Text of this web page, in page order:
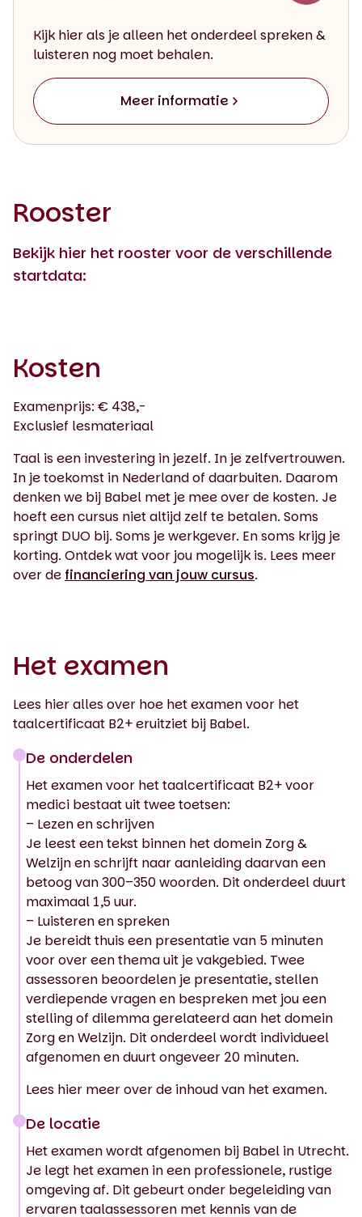
Kijk hier als je alleen het onderdeel spreken &
luisteren nog moet behalen.
Meer informatie
Rooster
Bekijk hier het rooster voor de verschillende
startdata:
Kosten
Examenprijs: € 438,-
Exclusief lesmateriaal
Taal is een investering in jezelf. In je zelfvertrouwen.
In je toekomst in Nederland of daarbuiten. Daarom
denken we bij Babel met je mee over de kosten. Je
hoeft een cursus niet altijd zelf te betalen. Soms
springt DUO bij. Soms je werkgever. En soms krijg je
korting. Ontdek wat voor jou mogelijk is. Lees meer
over de financiering van jouw cursus.
Het examen
Lees hier alles over hoe het examen voor het
taalcertificaat B2+ eruitziet bij Babel.
De onderdelen
Het examen voor het taalcertificaat B2+ voor
medici bestaat uit twee toetsen:
– Lezen en schrijven
Je leest een tekst binnen het domein Zorg &
Welzijn en schrijft naar aanleiding daarvan een
betoog van 300–350 woorden. Dit onderdeel duurt
maximaal 1,5 uur.
– Luisteren en spreken
Je bereidt thuis een presentatie van 5 minuten
voor over een thema uit je vakgebied. Twee
assessoren beoordelen je presentatie, stellen
verdiepende vragen en bespreken met jou een
stelling of dilemma gerelateerd aan het domein
Zorg en Welzijn. Dit onderdeel wordt individueel
afgenomen en duurt ongeveer 20 minuten.
Lees hier meer over de inhoud van het examen.
De locatie
Het examen wordt afgenomen bij Babel in Utrecht.
Je legt het examen in een professionele, rustige
omgeving af. Dit gebeurt onder begeleiding van
ervaren taalassessoren met kennis van de